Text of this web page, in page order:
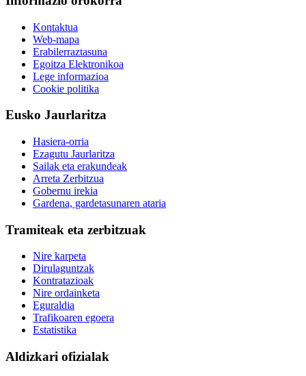
Kontaktua
Web-mapa
Erabilerraztasuna
Egoitza Elektronikoa
Lege informazioa
Cookie politika
Eusko Jaurlaritza
Hasiera-orria
Ezagutu Jaurlaritza
Sailak eta erakundeak
Arreta Zerbitzua
Gobernu irekia
Gardena, gardetasunaren ataria
Tramiteak eta zerbitzuak
Nire karpeta
Dirulaguntzak
Kontratazioak
Nire ordainketa
Eguraldia
Trafikoaren egoera
Estatistika
Aldizkari ofizialak